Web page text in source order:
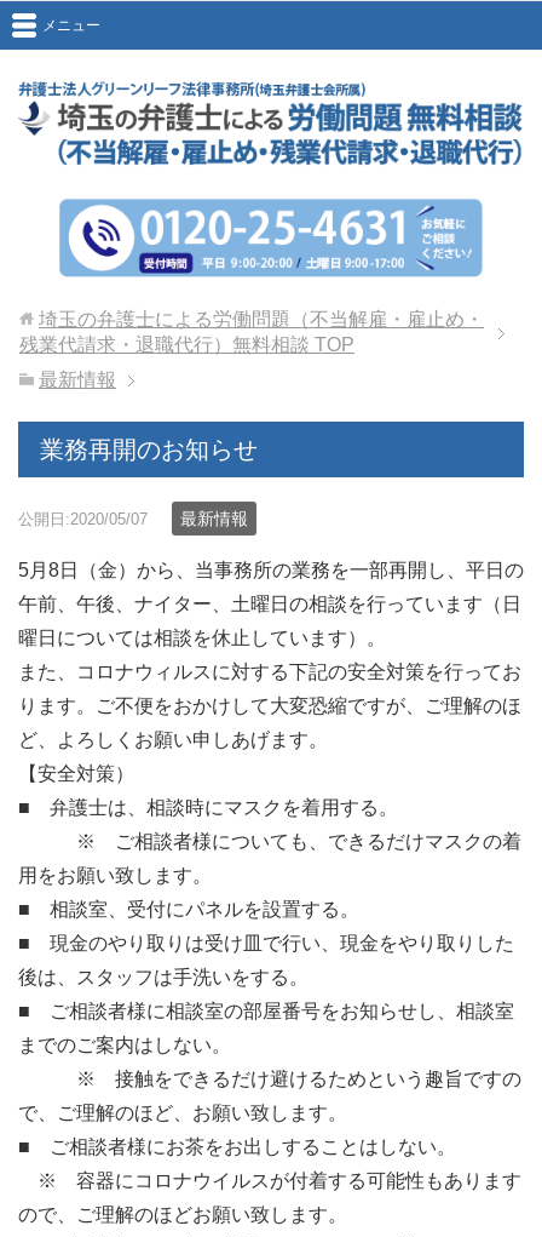
メニュー
埼玉の弁護士による労働問題（不当解雇・雇止め・
残業代請求・退職代行）無料相談 TOP
最新情報
業務再開のお知らせ
公開日:2020/05/07 最新情報
5月8日（金）から、当事務所の業務を一部再開し、平日の
午前、午後、ナイター、土曜日の相談を行っています（日
曜日については相談を休止しています）。
また、コロナウィルスに対する下記の安全対策を行ってお
ります。ご不便をおかけして大変恐縮ですが、ご理解のほ
ど、よろしくお願い申しあげます。
【安全対策）
■ 弁護士は、相談時にマスクを着用する。
※ ご相談者様についても、できるだけマスクの着
用をお願い致します。
■ 相談室、受付にパネルを設置する。
■ 現金のやり取りは受け皿で行い、現金をやり取りした
後は、スタッフは手洗いをする。
■ ご相談者様に相談室の部屋番号をお知らせし、相談室
までのご案内はしない。
※ 接触をできるだけ避けるためという趣旨ですの
で、ご理解のほど、お願い致します。
■ ご相談者様にお茶をお出しすることはしない。
※ 容器にコロナウイルスが付着する可能性もあります
ので、ご理解のほどお願い致します。